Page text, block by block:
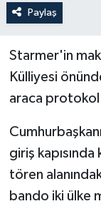
Paylaş
Starmer'in
Külliyesi
araca protokol
giriş
tören
bando iki ülke